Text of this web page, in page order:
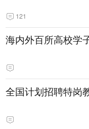
121
海内外百所高校学
全国计划招聘特岗